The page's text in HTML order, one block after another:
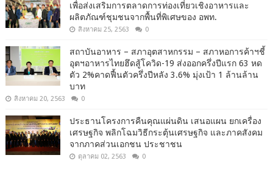
เพื่อส่งเสริมการตลาดการท่องเที่ยวเชิงอาหารและ
ผลิตภัณฑ์ชุมชนจากพื้นที่พิเศษของ อพท.
สิงหาคม 25, 2563 0
สถาบันอาหาร – สภาอุตสาหกรรม – สภาหอการค้าฯชี้
อุตฯอาหารไทยฮึดสู้โควิด-19 ส่งออกครึ่งปีแรก 63 หด
ตัว 2%คาดฟื้นตัวครึ่งปีหลัง 3.6% มุ่งเป้า 1 ล้านล้าน
บาท
สิงหาคม 20, 2563 0
ประธานโครงการคืนคุณแผ่นดิน เสนอแผน ยกเครื่อง
เศรษฐกิจ พลิกโฉมวิธีกระตุ้นเศรษฐกิจ และภาคสังคม
จากภาคส่วนเอกชน ประชาชน
ตุลาคม 02, 2563 0